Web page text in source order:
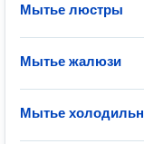
Мытье люстры
Мытье жалюзи
Мытье